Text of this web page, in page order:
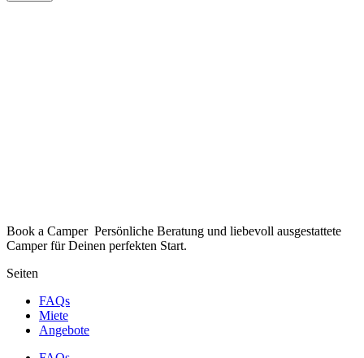
Book a Camper Persönliche Beratung und liebevoll ausgestattete
Camper für Deinen perfekten Start.
Seiten
FAQs
Miete
Angebote